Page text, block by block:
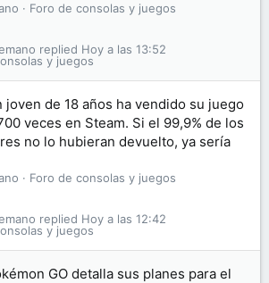
Foro de consolas y juegos
y juegos
Hoy a las 13:52
joven de 18 años ha vendido su juego
veces en Steam. Si el 99,9% de los
no lo hubieran devuelto, ya sería
Foro de consolas y juegos
y juegos
Hoy a las 12:42
GO detalla sus planes para el